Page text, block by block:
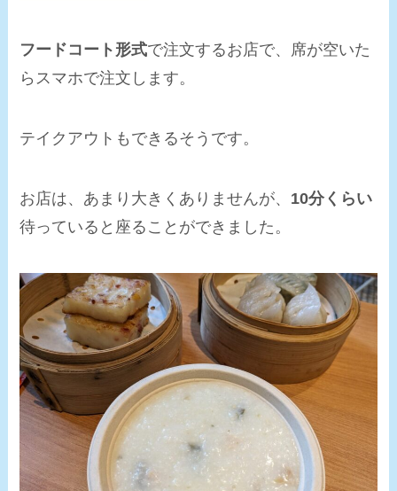
フードコート形式で注文するお店で、席が空いた
らスマホで注文します。
テイクアウトもできるそうです。
お店は、あまり大きくありませんが、 10分くらい
待っていると座ることができました。